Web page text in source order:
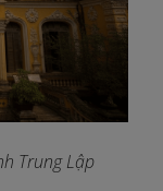
Trung Lập